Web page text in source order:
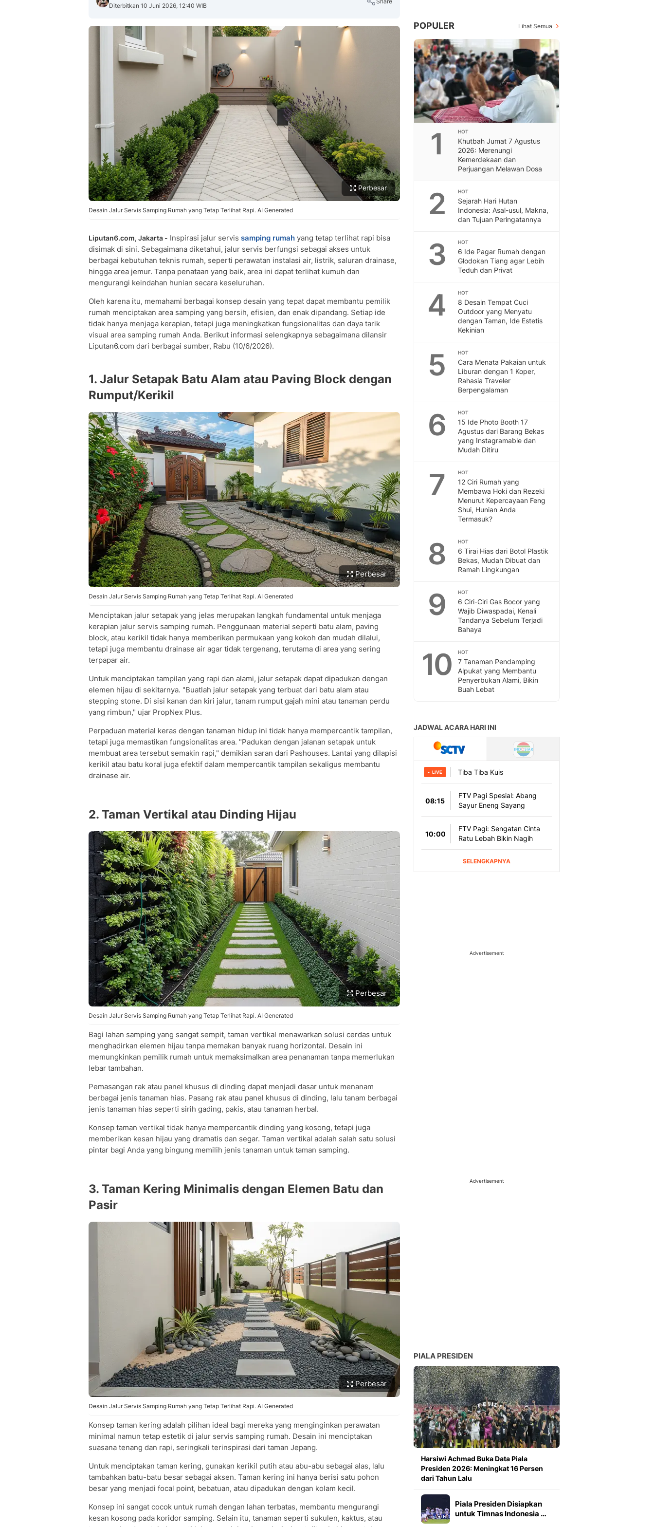
Diterbitkan 10 Juni 2026, 12:40 WIB
Perbesar
Desain Jalur Servis Samping Rumah yang Tetap Terlihat Rapi. AI Generated
Liputan6.com, Jakarta - Inspirasi jalur servis samping rumah yang tetap terlihat rapi bisa
disimak di sini. Sebagaimana diketahui, jalur servis berfungsi sebagai akses untuk
berbagai kebutuhan teknis rumah, seperti perawatan instalasi air, listrik, saluran drainase,
hingga area jemur. Tanpa penataan yang baik, area ini dapat terlihat kumuh dan
mengurangi keindahan hunian secara keseluruhan.
Oleh karena itu, memahami berbagai konsep desain yang tepat dapat membantu pemilik
rumah menciptakan area samping yang bersih, efisien, dan enak dipandang. Setiap ide
tidak hanya menjaga kerapian, tetapi juga meningkatkan fungsionalitas dan daya tarik
visual area samping rumah Anda. Berikut informasi selengkapnya sebagaimana dilansir
Liputan6.com dari berbagai sumber, Rabu (10/6/2026).
1. Jalur Setapak Batu Alam atau Paving Block dengan
Rumput/Kerikil
Perbesar
Desain Jalur Servis Samping Rumah yang Tetap Terlihat Rapi. AI Generated
Menciptakan jalur setapak yang jelas merupakan langkah fundamental untuk menjaga
kerapian jalur servis samping rumah. Penggunaan material seperti batu alam, paving
block, atau kerikil tidak hanya memberikan permukaan yang kokoh dan mudah dilalui,
tetapi juga membantu drainase air agar tidak tergenang, terutama di area yang sering
terpapar air.
Untuk menciptakan tampilan yang rapi dan alami, jalur setapak dapat dipadukan dengan
elemen hijau di sekitarnya. "Buatlah jalur setapak yang terbuat dari batu alam atau
stepping stone. Di sisi kanan dan kiri jalur, tanam rumput gajah mini atau tanaman perdu
yang rimbun," ujar PropNex Plus.
Perpaduan material keras dengan tanaman hidup ini tidak hanya mempercantik tampilan,
tetapi juga memastikan fungsionalitas area. "Padukan dengan jalanan setapak untuk
membuat area tersebut semakin rapi," demikian saran dari Pashouses. Lantai yang dilapisi
kerikil atau batu koral juga efektif dalam mempercantik tampilan sekaligus membantu
drainase air.
2. Taman Vertikal atau Dinding Hijau
Perbesar
Desain Jalur Servis Samping Rumah yang Tetap Terlihat Rapi. AI Generated
Bagi lahan samping yang sangat sempit, taman vertikal menawarkan solusi cerdas untuk
menghadirkan elemen hijau tanpa memakan banyak ruang horizontal. Desain ini
memungkinkan pemilik rumah untuk memaksimalkan area penanaman tanpa memerlukan
lebar tambahan.
Pemasangan rak atau panel khusus di dinding dapat menjadi dasar untuk menanam
berbagai jenis tanaman hias. Pasang rak atau panel khusus di dinding, lalu tanam berbagai
jenis tanaman hias seperti sirih gading, pakis, atau tanaman herbal.
Konsep taman vertikal tidak hanya mempercantik dinding yang kosong, tetapi juga
memberikan kesan hijau yang dramatis dan segar. Taman vertikal adalah salah satu solusi
pintar bagi Anda yang bingung memilih jenis tanaman untuk taman samping.
3. Taman Kering Minimalis dengan Elemen Batu dan
Pasir
Perbesar
Desain Jalur Servis Samping Rumah yang Tetap Terlihat Rapi. AI Generated
Konsep taman kering adalah pilihan ideal bagi mereka yang menginginkan perawatan
minimal namun tetap estetik di jalur servis samping rumah. Desain ini menciptakan
suasana tenang dan rapi, seringkali terinspirasi dari taman Jepang.
Untuk menciptakan taman kering, gunakan kerikil putih atau abu-abu sebagai alas, lalu
tambahkan batu-batu besar sebagai aksen. Taman kering ini hanya berisi satu pohon
besar yang menjadi focal point, bebatuan, atau dipadukan dengan kolam kecil.
Konsep ini sangat cocok untuk rumah dengan lahan terbatas, membantu mengurangi
kesan kosong pada koridor samping. Selain itu, tanaman seperti sukulen, kaktus, atau
POPULER Lihat Semua
1 HOT
Khutbah Jumat 7 Agustus
2026: Merenungi
Kemerdekaan dan
Perjuangan Melawan Dosa
2 HOT
Sejarah Hari Hutan
Indonesia: Asal-usul, Makna,
dan Tujuan Peringatannya
3 HOT
6 Ide Pagar Rumah dengan
Glodokan Tiang agar Lebih
Teduh dan Privat
4 HOT
8 Desain Tempat Cuci
Outdoor yang Menyatu
dengan Taman, Ide Estetis
Kekinian
5 HOT
Cara Menata Pakaian untuk
Liburan dengan 1 Koper,
Rahasia Traveler
Berpengalaman
6 HOT
15 Ide Photo Booth 17
Agustus dari Barang Bekas
yang Instagramable dan
Mudah Ditiru
7 HOT
12 Ciri Rumah yang
Membawa Hoki dan Rezeki
Menurut Kepercayaan Feng
Shui, Hunian Anda
Termasuk?
8 HOT
6 Tirai Hias dari Botol Plastik
Bekas, Mudah Dibuat dan
Ramah Lingkungan
9 HOT
6 Ciri-Ciri Gas Bocor yang
Wajib Diwaspadai, Kenali
Tandanya Sebelum Terjadi
Bahaya
10 HOT
7 Tanaman Pendamping
Alpukat yang Membantu
Penyerbukan Alami, Bikin
Buah Lebat
Advertisement
Advertisement
PIALA PRESIDEN
Harsiwi Achmad Buka Data Piala
Presiden 2026: Meningkat 16 Persen
dari Tahun Lalu
Piala Presiden Disiapkan
untuk Timnas Indonesia …